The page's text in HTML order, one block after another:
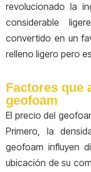
revolucionado la
considerable
convertido en un
relleno ligero pero
Factores que
geofoam
El precio del
Primero, la
geofoam influyen
ubicación de su